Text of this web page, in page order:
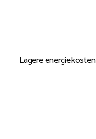
Lagere energiekosten